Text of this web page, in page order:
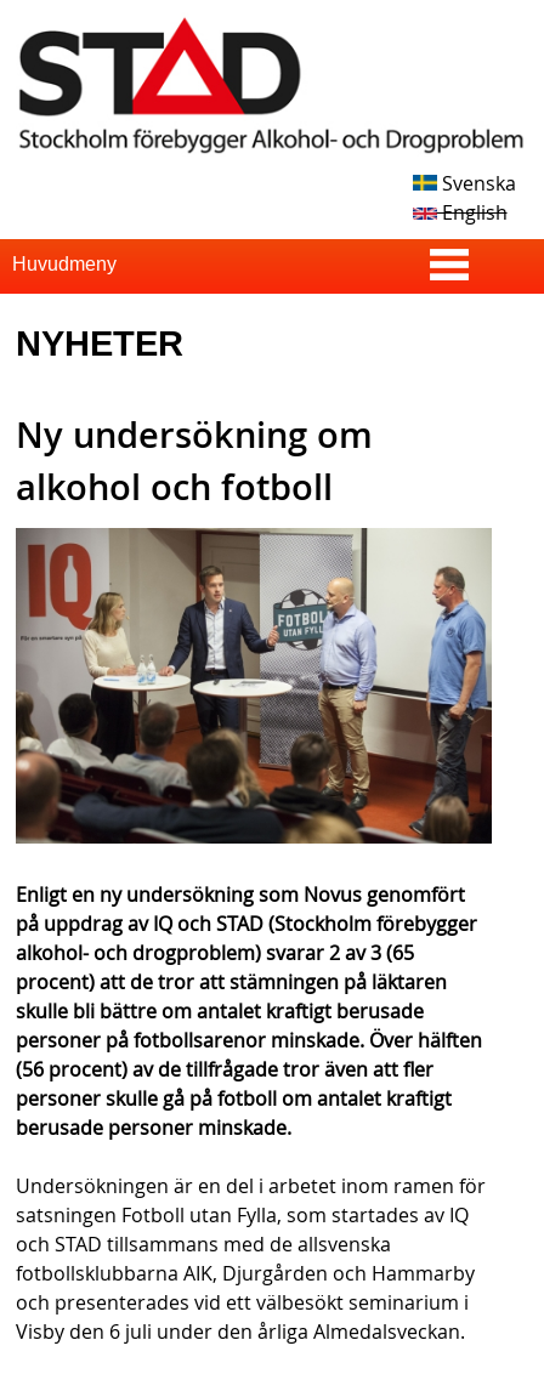
Skip
to
main
content
T
Svenska
English
S
u
a
b
a
Huvudmeny
NYHETER
Ny undersökning om
alkohol och fotboll
Enligt en ny undersökning som Novus genomfört
på uppdrag av IQ och STAD (Stockholm förebygger
alkohol- och drogproblem) svarar 2 av 3 (65
procent) att de tror att stämningen på läktaren
skulle bli bättre om antalet kraftigt berusade
personer på fotbollsarenor minskade. Över hälften
(56 procent) av de tillfrågade tror även att fler
personer skulle gå på fotboll om antalet kraftigt
berusade personer minskade.
Undersökningen är en del i arbetet inom ramen för
satsningen Fotboll utan Fylla, som startades av IQ
och STAD tillsammans med de allsvenska
fotbollsklubbarna AIK, Djurgården och Hammarby
och presenterades vid ett välbesökt seminarium i
Visby den 6 juli under den årliga Almedalsveckan.